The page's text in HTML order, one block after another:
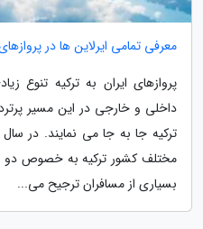
معرفی تمامی ایرلاین ها در
پروازهای ایران به ترکیه تنوع
داخلی و خارجی در این مسیر
ترکیه جا به جا می نمایند. در
مختلف کشور ترکیه به خصوص دو
بسیاری از مسافران ترجیح می...